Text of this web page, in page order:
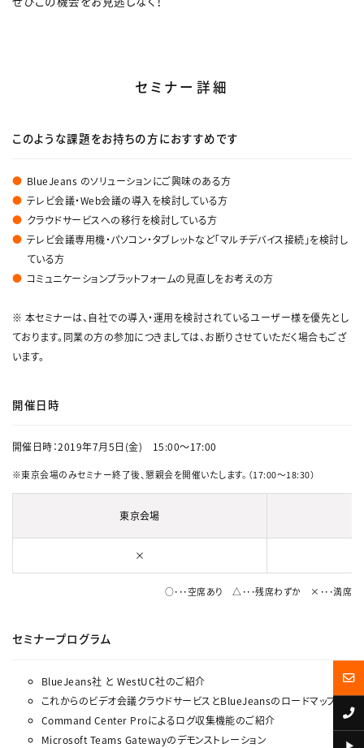
セミナー詳細
このような課題をお持ちの方におすすめです
BlueJeans のソリューションにご興味のある方
テレビ会議・Web会議の導入を検討している方
クラウドサービスへの移行を検討している方
テレビ会議専用機・パソコン・タブレットなど「マルチデバイス接続」を検討し
ている方
コミュニケーションプラットフォームの見直しをお考えの方
※ 本セミナーは、自社での導入・運用を検討されているユーザー様を優先とし
ております。同業の方の参加につきましては、お断りさせていただく場合もござ
います。
開催日時
開催日時：2019年7月5日(金) 15:00～17:00
※東京会場のみセミナー終了後、懇親会を開催いたします。（17:00～18:30）
東京会場
×
○･･･空席あり △･･･残席わずか ×･･･満席
セミナープログラム
BlueJeans社 と WestUC社のご紹介
これからのビデオ会議クラウドサービスとBlueJeansのロードマップ
Command Center Proによるログ収集機能のご紹介
Microsoft Teams Gatewayのデモンストレーション